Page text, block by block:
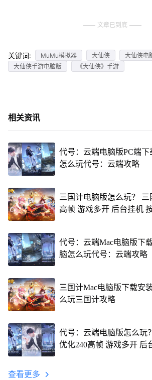
文章已到底
关键词: MuMu模拟器 大仙侠 大仙侠电
大仙侠手游电脑版
《大仙侠》手游
相关资讯
代号：云端电脑版PC端
怎么玩代号：云端攻略
三国计电脑版怎么玩？ 三
高帧 游戏多开 后台挂机
代号：云端Mac电脑版下
脑怎么玩代号：云端攻略
三国计Mac电脑版下载安
么玩三国计攻略
代号：云端电脑版怎么玩
优化240高帧 游戏多开 后
查看更多